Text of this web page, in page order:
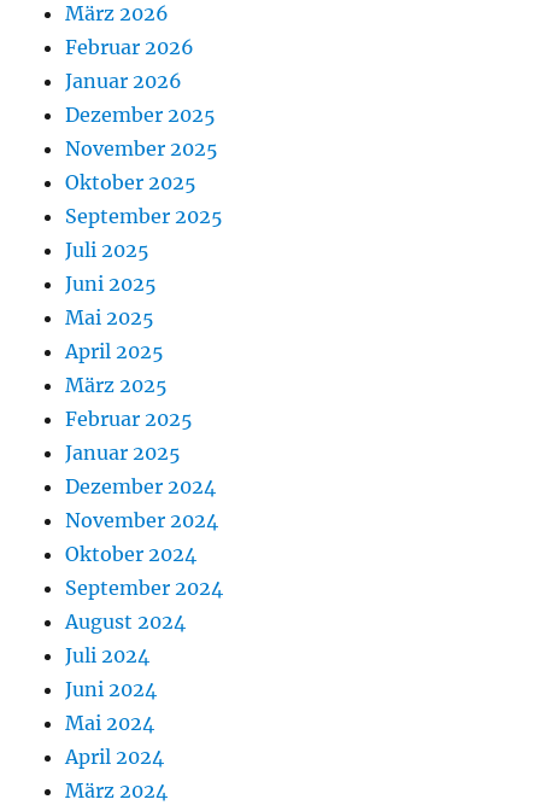
März 2026
Februar 2026
Januar 2026
Dezember 2025
November 2025
Oktober 2025
September 2025
Juli 2025
Juni 2025
Mai 2025
April 2025
März 2025
Februar 2025
Januar 2025
Dezember 2024
November 2024
Oktober 2024
September 2024
August 2024
Juli 2024
Juni 2024
Mai 2024
April 2024
März 2024